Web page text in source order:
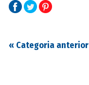
« Categoria anterior